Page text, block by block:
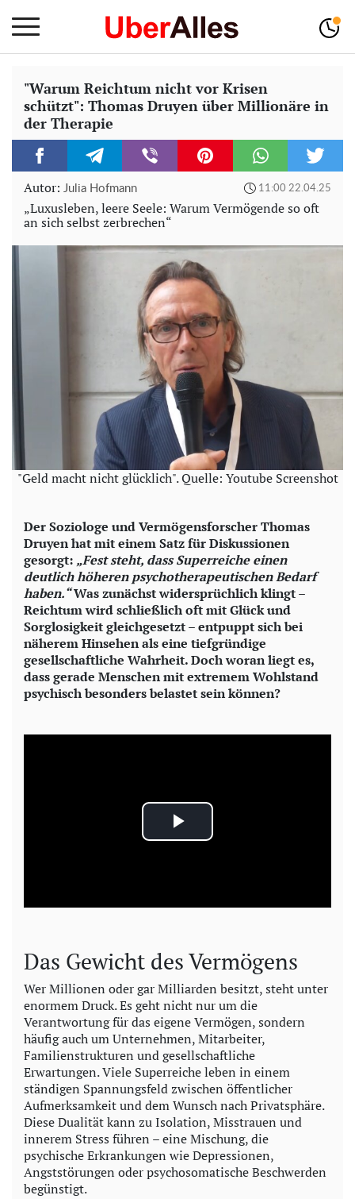
"Warum Reichtum nicht vor Krisen
schützt": Thomas Druyen über Millionäre in
der Therapie
Autor: Julia Hofmann 11:00 22.04.25
„Luxusleben, leere Seele: Warum Vermögende so oft
an sich selbst zerbrechen“
"Geld macht nicht glücklich". Quelle: Youtube Screenshot
Der Soziologe und Vermögensforscher Thomas
Druyen hat mit einem Satz für Diskussionen
gesorgt: „Fest steht, dass Superreiche einen
deutlich höheren psychotherapeutischen Bedarf
haben.“Was zunächst widersprüchlich klingt –
Reichtum wird schließlich oft mit Glück und
Sorglosigkeit gleichgesetzt – entpuppt sich bei
näherem Hinsehen als eine tiefgründige
gesellschaftliche Wahrheit. Doch woran liegt es,
dass gerade Menschen mit extremem Wohlstand
psychisch besonders belastet sein können?
P
a
V
i
d
e
o
Das Gewicht des Vermögens
Wer Millionen oder gar Milliarden besitzt, steht unter
enormem Druck. Es geht nicht nur um die
Verantwortung für das eigene Vermögen, sondern
häufig auch um Unternehmen, Mitarbeiter,
Familienstrukturen und gesellschaftliche
Erwartungen. Viele Superreiche leben in einem
ständigen Spannungsfeld zwischen öffentlicher
Aufmerksamkeit und dem Wunsch nach Privatsphäre.
Diese Dualität kann zu Isolation, Misstrauen und
innerem Stress führen – eine Mischung, die
psychische Erkrankungen wie Depressionen,
Angststörungen oder psychosomatische Beschwerden
begünstigt.